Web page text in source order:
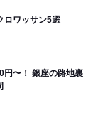
ロワッサン5選
円〜！ 銀座の路地裏